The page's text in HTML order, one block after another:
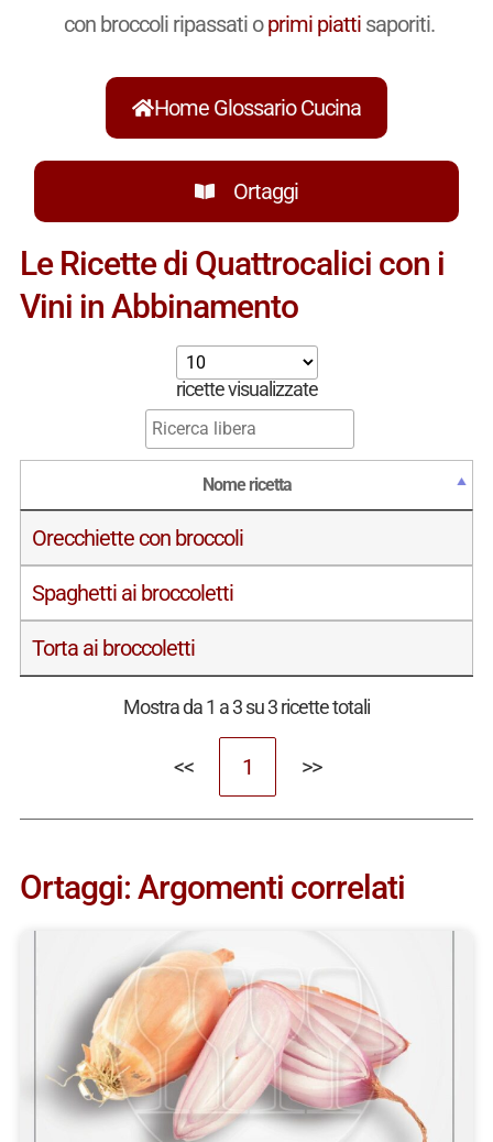
con broccoli ripassati oprimi piattisaporiti.
Home Glossario Cucina
Ortaggi
Le Ricette di Quattrocalici con i
Vini in Abbinamento
ricette visualizzate
Nome ricetta
Orecchiette con broccoli
Spaghetti ai broccoletti
Torta ai broccoletti
Mostra da 1 a 3 su 3 ricette totali
<< 1 >>
Ortaggi: Argomenti correlati